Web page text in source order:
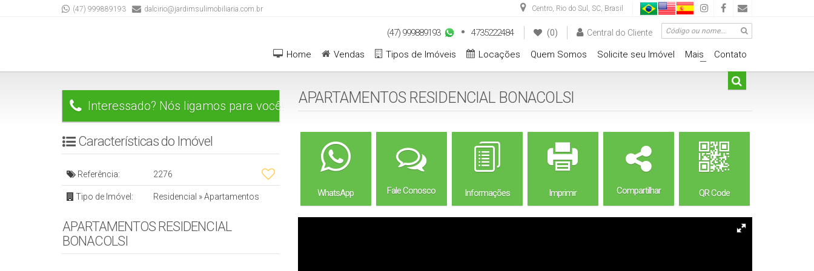
Centro, Rio do Sul , SC, Brasil
(47) 999889193 dalcirio@jardimsulimobiliaria.com.br
Central do Cliente
(0)
(47) 999889193
4735222484
Contato
+
Mais
Solicite seu Imóvel
Quem Somos
Locações
Tipos de Imóveis
Vendas
Home
Interessado? Nós ligamos para você!
Características do Imóvel
Referência: 2276
Tipo de Imóvel: Residencial »Apartamentos
APARTAMENTOS RESIDENCIAL
BONACOLSI
APARTAMENTOS RESIDENCIAL BONACOLSI
WhatsApp Fale Conosco Informações Imprimir Compartilhar QR Code